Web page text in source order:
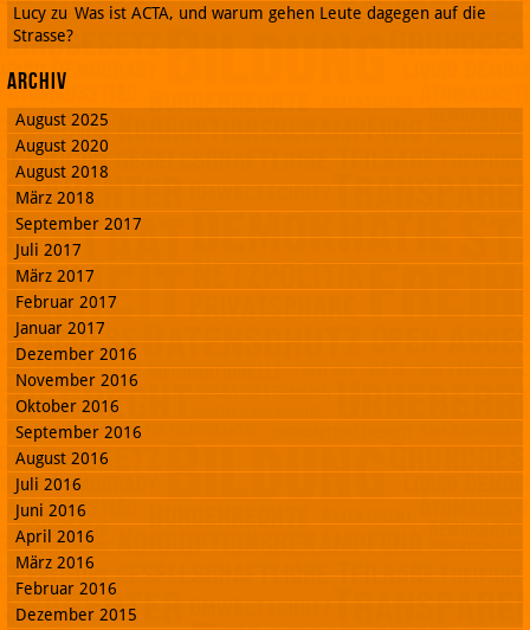
Lucy zu Was ist ACTA, und warum gehen Leute dagegen auf die
Strasse?
Archiv
August 2025
August 2020
August 2018
März 2018
September 2017
Juli 2017
März 2017
Februar 2017
Januar 2017
Dezember 2016
November 2016
Oktober 2016
September 2016
August 2016
Juli 2016
Juni 2016
April 2016
März 2016
Februar 2016
Dezember 2015